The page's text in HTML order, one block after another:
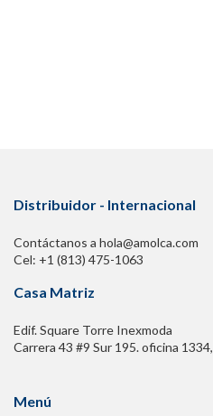
Distribuidor - Internacional
Contáctanos a hola@amolca.com
Cel: +1 (813) 475-1063
Casa Matriz
Edif. Square Torre Inexmoda
Carrera 43 #9 Sur 195. oficina
Menú